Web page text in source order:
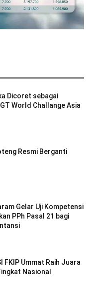
Dicoret sebagai
World Challange Asia
Resmi Berganti
Gelar Uji Kompetensi
PPh Pasal 21 bagi
FKIP Ummat Raih Juara
Nasional